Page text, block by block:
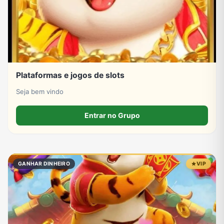
Plataformas e jogos de slots
Seja bem vindo
Entrar no Grupo
GANHAR DINHEIRO VIP